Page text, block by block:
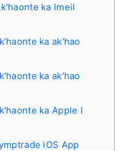
ka Imeil
ka ak'hao
ka ak'hao
ka Apple I
iOS App